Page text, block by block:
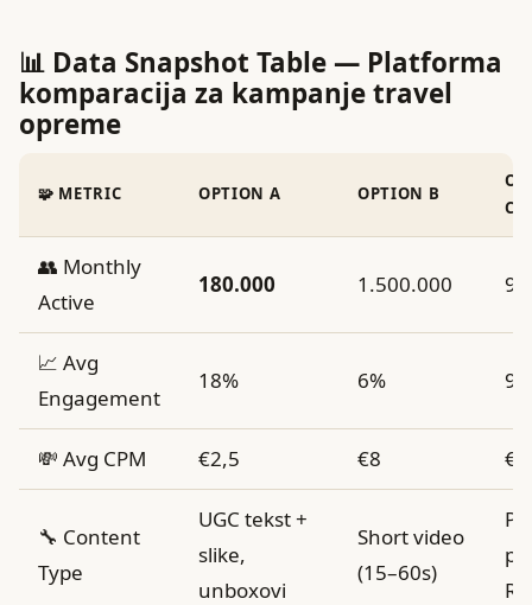
📊 Data Snapshot Table — Platforma
komparacija za kampanje travel
opreme
🧩 METRIC OPTION A OPTION B
C
👥 Monthly
Active
180.000 1.500.000
📈 Avg
Engagement
18% 6% 9%
💸 Avg CPM €2,5 €8 €6
🔧 Content
Type
UGC tekst +
slike,
unboxovi
Short video
(15–60s)